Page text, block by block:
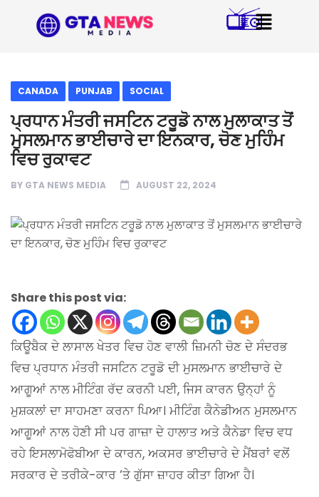
CANADA PUNJAB SOCIAL
ਪ੍ਰਧਾਨ ਮੰਤਰੀ ਜਸਟਿਨ ਟਰੂਡੋ ਨਾਲ ਮੁਲਾਕਾਤ ਤੋਂ
ਮੁਸਲਮਾਨ ਭਾਈਚਾਰੇ ਦਾ ਇਨਕਾਰ, ਚੋਣ ਮੁਹਿੰਮ
ਵਿਚ ਰੁਕਾਵਟ
BY GTA NEWS MEDIA AUGUST 22, 2024
Share this post via:
ਕਿਊਬੈਕ ਦੇ ਲਾਸਾਲ ਖੇਤਰ ਵਿਚ ਹੋਣ ਵਾਲੀ ਜ਼ਿਮਨੀ ਚੋਣ ਦੇ ਸੰਦਰਭ
ਵਿਚ ਪ੍ਰਧਾਨ ਮੰਤਰੀ ਜਸਟਿਨ ਟਰੂਡੋ ਦੀ ਮੁਸਲਮਾਨ ਭਾਈਚਾਰੇ ਦੇ
ਆਗੂਆਂ ਨਾਲ ਮੀਟਿੰਗ ਰੱਦ ਕਰਨੀ ਪਈ, ਜਿਸ ਕਾਰਨ ਉਨ੍ਹਾਂ ਨੂੰ
ਮੁਸ਼ਕਲਾਂ ਦਾ ਸਾਹਮਣਾ ਕਰਨਾ ਪਿਆ। ਮੀਟਿੰਗ ਕੈਨੇਡੀਅਨ ਮੁਸਲਮਾਨ
ਆਗੂਆਂ ਨਾਲ ਹੋਣੀ ਸੀ ਪਰ ਗਾਜ਼ਾ ਦੇ ਹਾਲਾਤ ਅਤੇ ਕੈਨੇਡਾ ਵਿਚ ਵਧ
ਰਹੇ ਇਸਲਾਮੋਫੋਬੀਆ ਦੇ ਕਾਰਨ, ਅਕਸਰ ਭਾਈਚਾਰੇ ਦੇ ਮੈਂਬਰਾਂ ਵਲੋਂ
ਸਰਕਾਰ ਦੇ ਤਰੀਕੇ-ਕਾਰ ‘ਤੇ ਗੁੱਸਾ ਜ਼ਾਹਰ ਕੀਤਾ ਗਿਆ ਹੈ।